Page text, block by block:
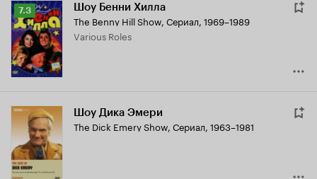
Рейтинг
Кинопоиска
7.3
7.3 Шоу Бенни Хилла
The Benny Hill Show, Сериал, 1969–1989
Various Roles
Шоу Дика Эмери
The Dick Emery Show, Сериал, 1963–1981